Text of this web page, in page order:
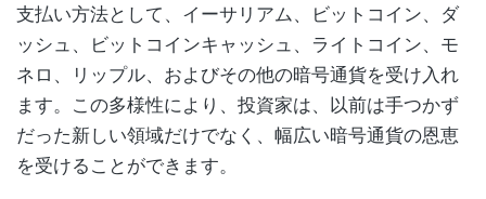
支払い方法として、イーサリアム、ビットコイン、ダ
ッシュ、ビットコインキャッシュ、ライトコイン、モ
ネロ、リップル、およびその他の暗号通貨を受け入れ
ます。この多様性により、投資家は、以前は手つかず
だった新しい領域だけでなく、幅広い暗号通貨の恩恵
を受けることができます。